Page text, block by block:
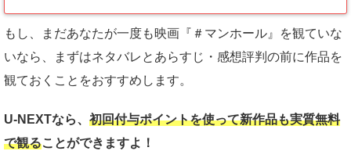
もし、まだあなたが一度も映画『＃マンホール』を観ていな
いなら、まずはネタバレとあらすじ・感想評判の前に作品を
観ておくことをおすすめします。
U-NEXTなら、 初回付与ポイントを使って新作品も実質無料
で観ることができますよ！